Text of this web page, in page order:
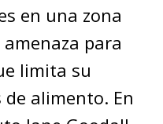
en una zona
para
limita su
alimento. En